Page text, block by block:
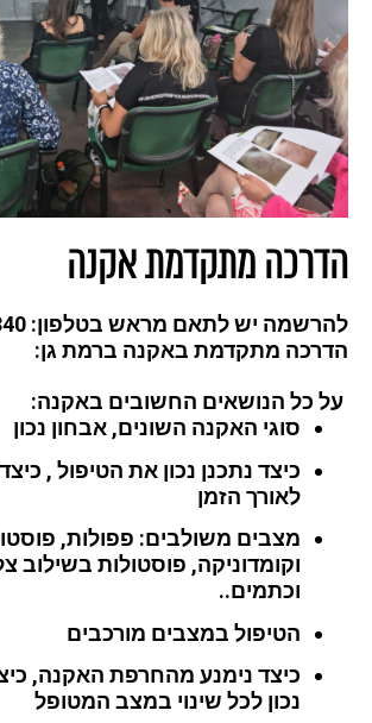
הדרכה מתקדמת אקנה
להרשמה יש לתאם מראש בטלפון: 03-6161340
הדרכה מתקדמת באקנה ברמת גן:
על כל הנושאים החשובים באקנה:
סוגי האקנה השונים, אבחון נכון
כיצד נתכנן נכון את הטיפול ,
לאורך הזמן
מצבים משולבים: פפולות,
וקומדוניקה, פוסטולות בשילוב
וכתמים..
הטיפול במצבים מורכבים
כיצד נימנע מהחרפת האקנה,
נכון לכל שינוי במצב המטופל